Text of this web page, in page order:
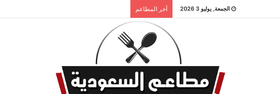
الجمعة, يوليو 3 2026 آخر المطاعم